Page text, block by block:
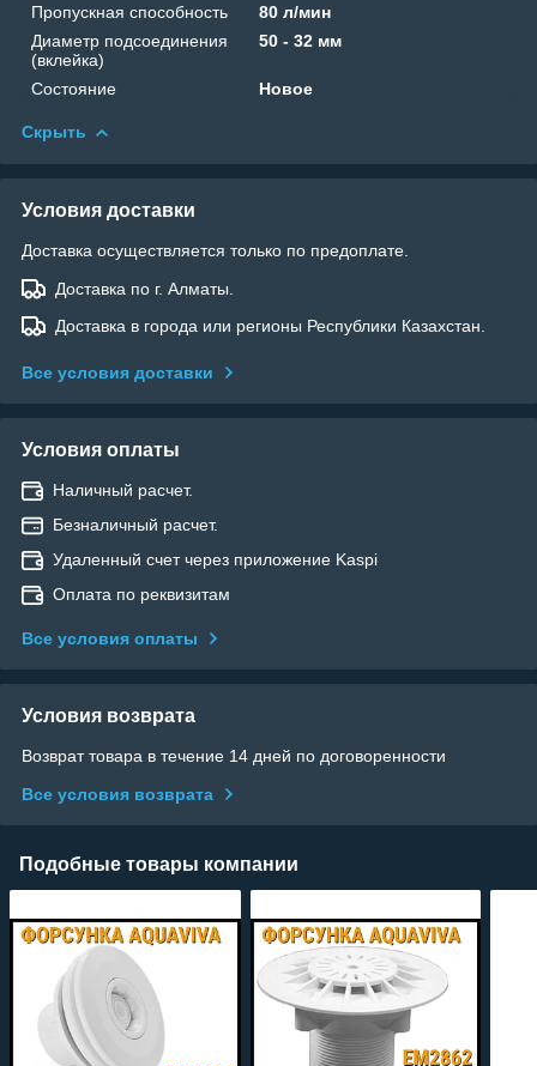
Пропускная способность
80 л/мин
Диаметр подсоединения
(вклейка)
50 - 32 мм
Состояние Новое
Скрыть
Условия доставки
Доставка осуществляется только по предоплате.
Доставка по г. Алматы.
Доставка в города или регионы Республики Казахстан.
Все условия доставки
Условия оплаты
Наличный расчет.
Безналичный расчет.
Удаленный счет через приложение Kaspi
Оплата по реквизитам
Все условия оплаты
Условия возврата
Возврат товара в течение 14 дней по договоренности
Все условия возврата
Подобные товары компании